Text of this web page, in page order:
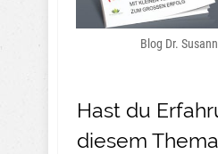
Blog Dr.
Hast du
diesem Thema